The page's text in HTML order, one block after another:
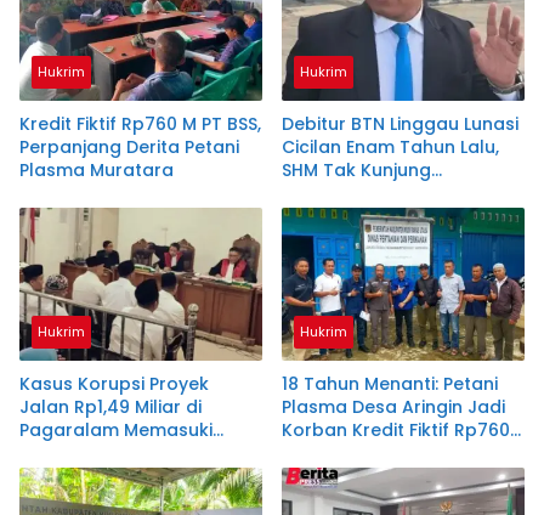
Hukrim
Kredit Fiktif Rp760 M PT BSS,
Perpanjang Derita Petani
Plasma Muratara
Hukrim
Debitur BTN Linggau Lunasi
Cicilan Enam Tahun Lalu,
SHM Tak Kunjung
Hukrim
Kasus Korupsi Proyek
Jalan Rp1,49 Miliar di
Pagaralam Memasuki
Terdakwa Dituntut 2,5
Tahun Penjara
Hukrim
18 Tahun Menanti: Petani
Plasma Desa Aringin Jadi
Korban Kredit Fiktif Rp760